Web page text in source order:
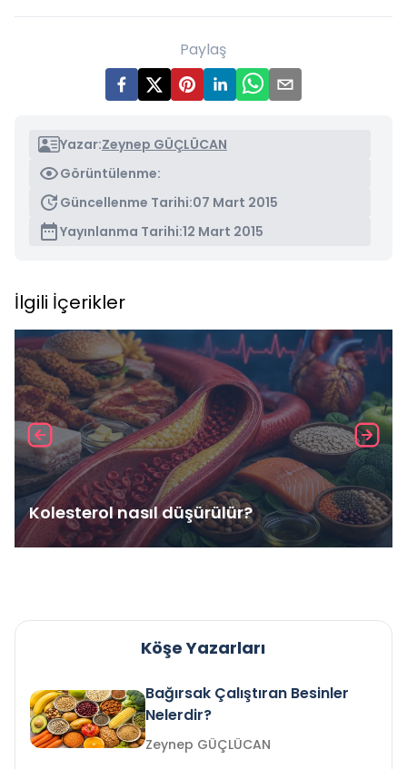
Paylaş
Yazar:Zeynep GÜÇLÜCAN
Görüntülenme:
Güncellenme Tarihi:07 Mart 2015
Yayınlanma Tarihi:12 Mart 2015
İlgili İçerikler
Kolesterol nasıl düşürülür?
Köşe Yazarları
Bağırsak Çalıştıran Besinler
Nelerdir?
Zeynep GÜÇLÜCAN